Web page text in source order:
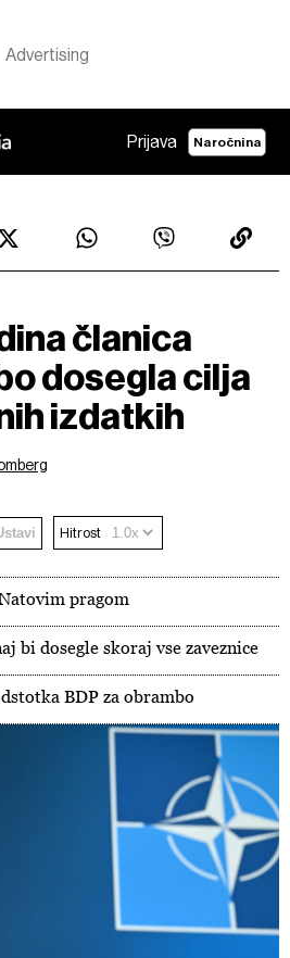
Prijava Naročnina
članica
dosegla cilja
izdatkih
Hitrost
pragom
bi dosegle skoraj vse zaveznice
BDP za obrambo